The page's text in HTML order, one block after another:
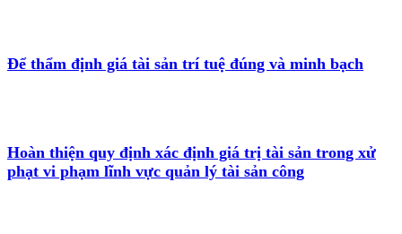
Để thẩm định giá tài sản trí tuệ đúng và minh bạch
Hoàn thiện quy định xác định giá trị tài sản trong xử
phạt vi phạm lĩnh vực quản lý tài sản công